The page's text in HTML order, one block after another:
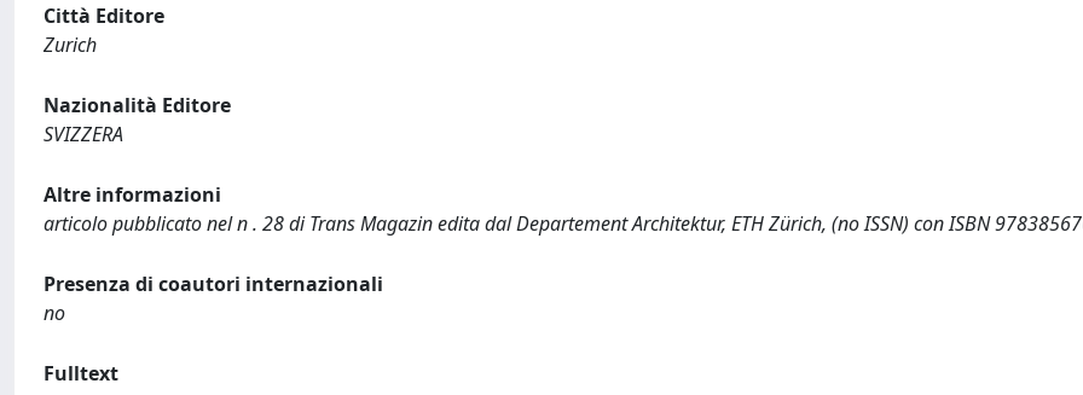
Città Editore
Zurich
Nazionalità Editore
SVIZZERA
Altre informazioni
articolo pubblicato nel n . 28 di Trans Magazin edita dal Departement Architektur, ETH Zürich, (no ISSN) con ISBN
Presenza di coautori internazionali
no
Fulltext